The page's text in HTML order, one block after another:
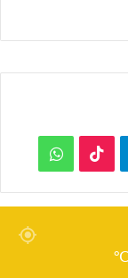
‫TikTokواتساب
℃